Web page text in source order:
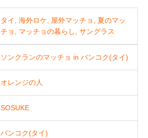
タイ 海外ロケ 屋外マッチョ
夏のマッ
チョ
マッチョの暮らし サングラス
ソンクランのマッチョ in バンコク(タイ)
オレンジの人
SOSUKE
バンコク(タイ)